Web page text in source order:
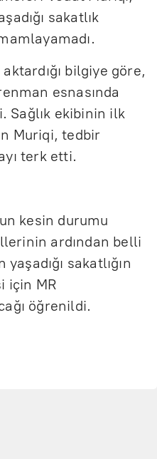
sakatlık
bilgiye göre,
esnasında
Sağlık ekibinin ilk
Muriqi, tedbir
terk etti.
kesin durumu
ardından belli
sakatlığın
için MR
öğrenildi.